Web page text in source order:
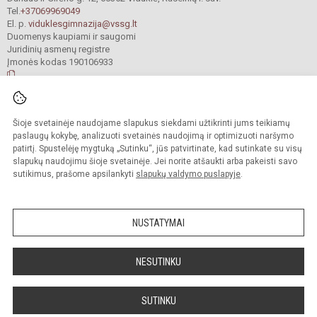
Šioje svetainėje naudojame slapukus siekdami užtikrinti jums teikiamų
paslaugų kokybę, analizuoti svetainės naudojimą ir optimizuoti naršymo
patirtį. Spustelėję mygtuką „Sutinku“, jūs patvirtinate, kad sutinkate su visų
slapukų naudojimu šioje svetainėje. Jei norite atšaukti arba pakeisti savo
sutikimus, prašome apsilankyti slapukų valdymo puslapyje.
NUSTATYMAI
NESUTINKU
SUTINKU
Tel.+37069969049
El. p. viduklesgimnazija@vssg.lt
Duomenys kaupiami ir saugomi
Juridinių asmenų registre
Įmonės kodas 190106933
saugomos.
Kopijuoti turinį be raštiško gimnazijos sutikimo griežtai draudžiama.
Prieinamumo paraiška Slapukų valdymas
Sumanus būdas atnaujinti